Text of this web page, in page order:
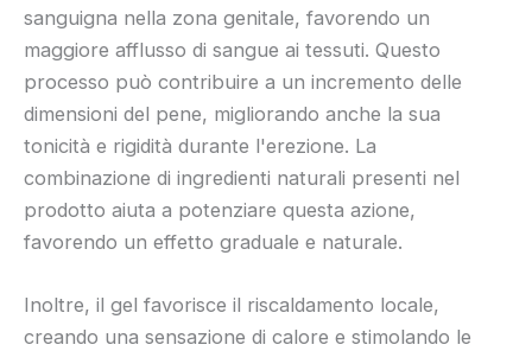
sanguigna nella zona genitale, favorendo un
maggiore afflusso di sangue ai tessuti. Questo
processo può contribuire a un incremento delle
dimensioni del pene, migliorando anche la sua
tonicità e rigidità durante l'erezione. La
combinazione di ingredienti naturali presenti nel
prodotto aiuta a potenziare questa azione,
favorendo un effetto graduale e naturale.
Inoltre, il gel favorisce il riscaldamento locale,
creando una sensazione di calore e stimolando le